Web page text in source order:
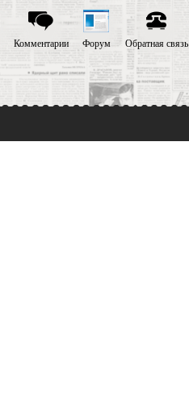
Комментарии Форум Обратная связь